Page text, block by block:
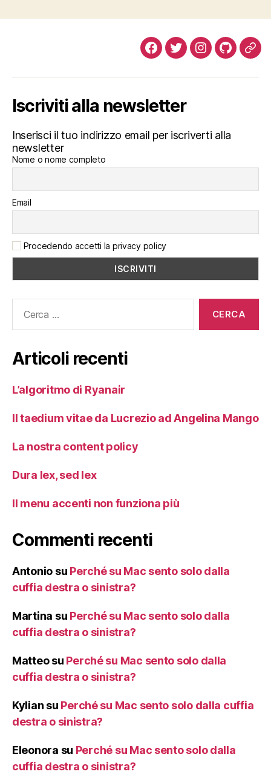
Facebook
TwitterInstagram
Github
Iscriviti alla newsletter
Inserisci il tuo indirizzo email per iscriverti alla
newsletter
Nome o nome completo
Email
Procedendo accetti la privacy policy
Articoli recenti
L’algoritmo di Ryanair
Il taedium vitae da Lucrezio ad Angelina Mango
La nostra content policy
Dura lex, sed lex
Il menu accenti non funziona più
Commenti recenti
Antonio su Perché su Mac sento solo dalla
cuffia destra o sinistra?
Martina su Perché su Mac sento solo dalla
cuffia destra o sinistra?
Matteosu Perché su Mac sento solo dalla
cuffia destra o sinistra?
Kylian su Perché su Mac sento solo dalla cuffia
destra o sinistra?
Eleonora su Perché su Mac sento solo dalla
cuffia destra o sinistra?